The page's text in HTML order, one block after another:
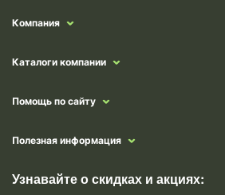
Компания
Каталоги компании
Помощь по сайту
Полезная информация
Узнавайте о скидках и акциях: